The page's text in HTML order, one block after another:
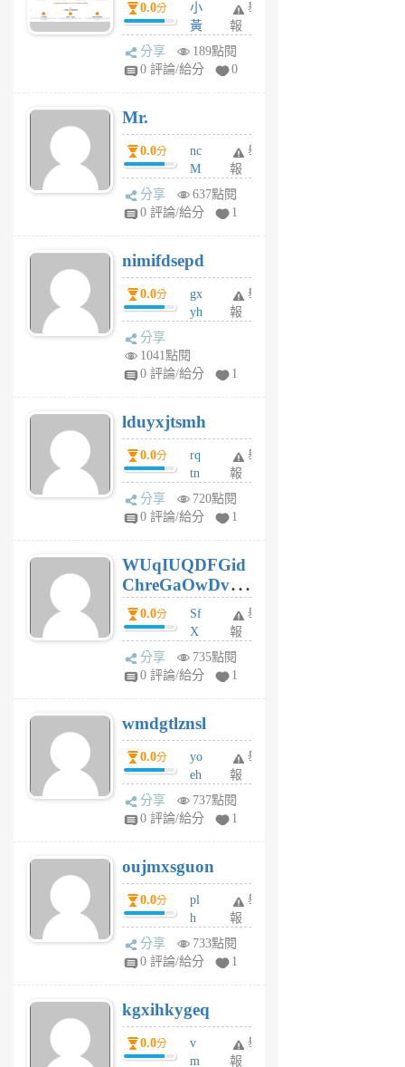
間貸款比較平台
體驗
0.0分
小
黃
蜂
1
舉
報
分享
189點閱
0 評論/給分
0
Mr.
0.0分
nc
M
U
F
U
5
個
月
舉
報
分享
637點閱
0 評論/給分
1
nimifdsepd
0.0分
gx
yh
jl
月
前
舉
報
分享
1041點閱
0 評論/給分
1
lduyxjtsmh
0.0分
rq
tn
jt
gl
個
月
前
舉
報
分享
720點閱
0 評論/給分
1
WUqIUQDFGid
ChreGaOwDv
dY0.0分
Sf
X
Pe
Jc
R
P
m
v
A
V
個
月
前
舉
報
分享
735點閱
0 評論/給分
1
wmdgtlznsl
0.0分
yo
eh
ld
gy
個
月
前
舉
報
分享
737點閱
0 評論/給分
1
oujmxsguon
0.0分
pl
h
wi
w
6
個
月
前
舉
報
分享
733點閱
0 評論/給分
1
kgxihkygeq
0.0分
v
m
舉
報